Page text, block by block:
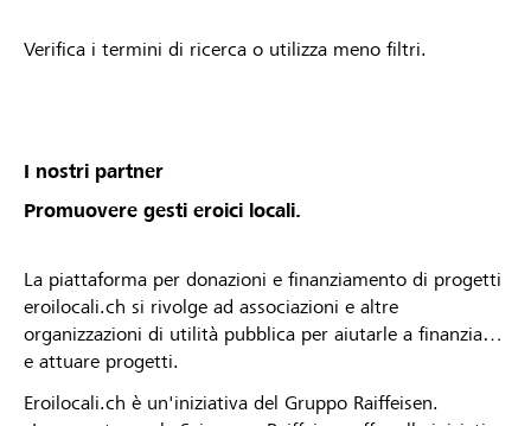
Verifica i termini di ricerca o utilizza meno filtri.
I nostri partner
Promuovere gesti eroici locali.
La piattaforma per donazioni e finanziamento di progetti
eroilocali.ch si rivolge ad associazioni e altre
organizzazioni di utilità pubblica per aiutarle a finanziare
e attuare progetti.
Eroilocali.ch è un'iniziativa del Gruppo Raiffeisen.